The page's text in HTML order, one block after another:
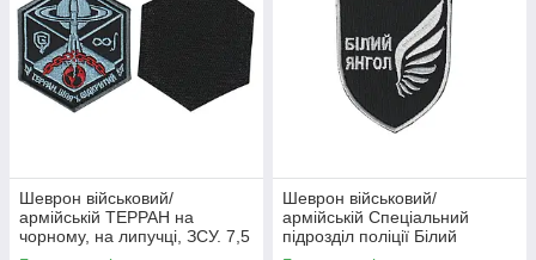
Шеврон військовий/
армійській ТЕРРАН на
чорному, на липучці, ЗСУ. 7,5
см * 9 см
Шеврон військовий/
армійській Спеціальний
підрозділ поліції Білий
янгол на чорному, ЗСУ. 7 см *